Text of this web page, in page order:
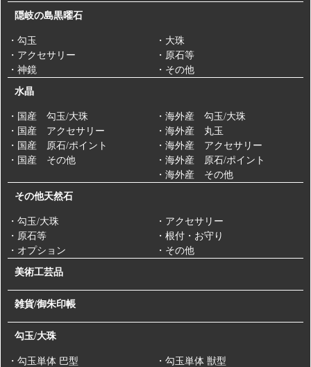
隠岐の島黒曜石
・勾玉
・大珠
・アクセサリー
・原石等
・神鏡
・その他
水晶
・国産 勾玉/大珠
・海外産 勾玉/大珠
・国産 アクセサリー
・海外産 丸玉
・国産 原石/ポイント
・海外産 アクセサリー
・国産 その他
・海外産 原石/ポイント
・海外産 その他
その他天然石
・勾玉/大珠
・アクセサリー
・原石等
・根付・お守り
・オプション
・その他
美術工芸品
雑貨/御朱印帳
勾玉/大珠
・勾玉単体 巴型
・勾玉単体 獣型